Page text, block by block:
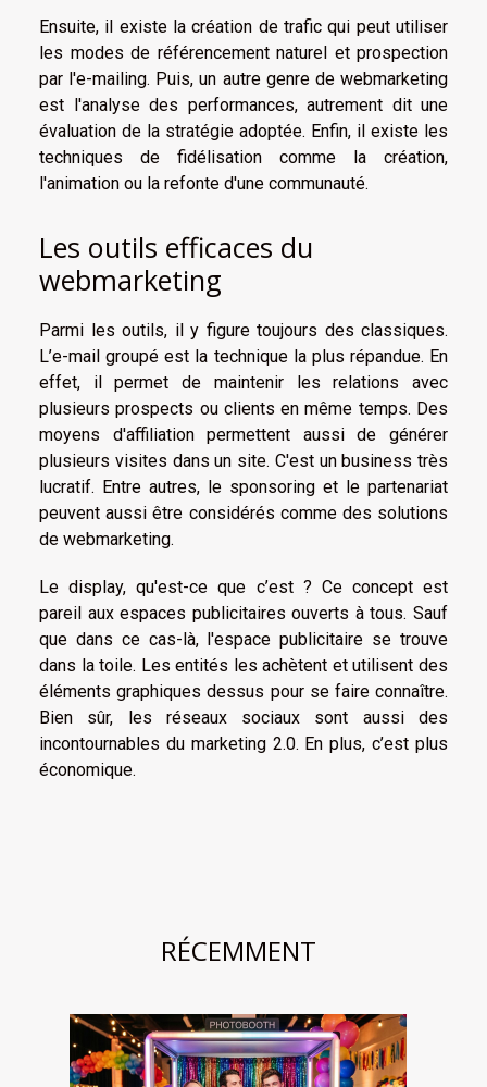
Ensuite, il existe la création de trafic qui peut utiliser
les modes de référencement naturel et prospection
par l'e-mailing. Puis, un autre genre de webmarketing
est l'analyse des performances, autrement dit une
évaluation de la stratégie adoptée. Enfin, il existe les
techniques de fidélisation comme la création,
l'animation ou la refonte d'une communauté.
Les outils efficaces du
webmarketing
Parmi les outils, il y figure toujours des classiques.
L’e-mail groupé est la technique la plus répandue. En
effet, il permet de maintenir les relations avec
plusieurs prospects ou clients en même temps. Des
moyens d'affiliation permettent aussi de générer
plusieurs visites dans un site. C'est un business très
lucratif. Entre autres, le sponsoring et le partenariat
peuvent aussi être considérés comme des solutions
de webmarketing.
Le display, qu'est-ce que c’est ? Ce concept est
pareil aux espaces publicitaires ouverts à tous. Sauf
que dans ce cas-là, l'espace publicitaire se trouve
dans la toile. Les entités les achètent et utilisent des
éléments graphiques dessus pour se faire connaître.
Bien sûr, les réseaux sociaux sont aussi des
incontournables du marketing 2.0. En plus, c’est plus
économique.
RÉCEMMENT